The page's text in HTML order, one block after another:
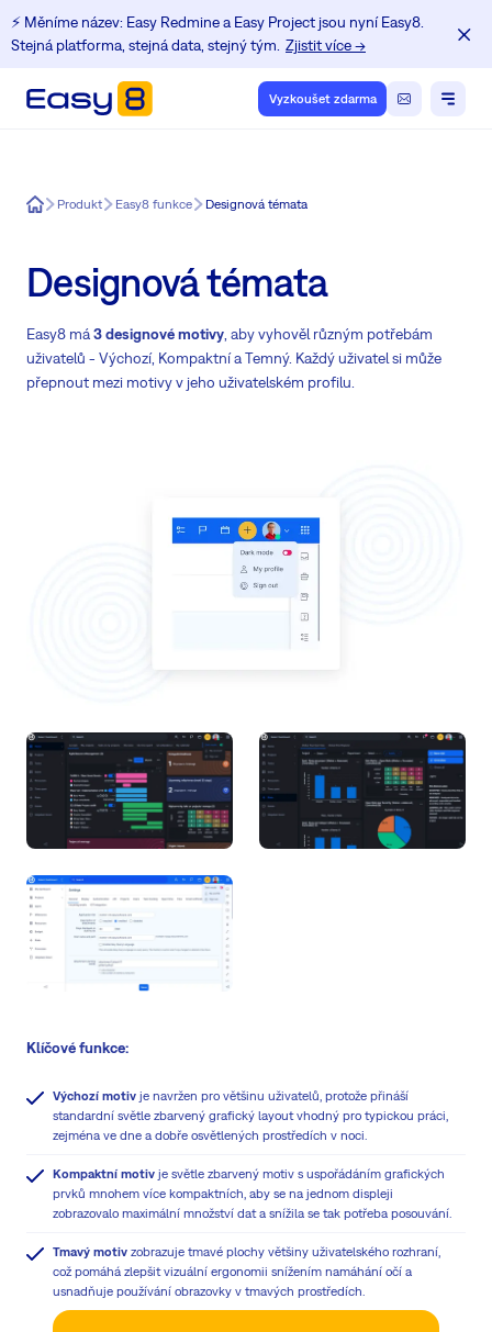
⚡️ Měníme název: Easy Redmine a Easy Project jsou nyní Easy8.
Stejná platforma, stejná data, stejný tým. Zjistit více →
Vyzkoušet zdarma
Easy8Produkt Easy8 funkce Designová témata
Designová témata
Easy8 má3 designové motivy , aby vyhověl různým potřebám
uživatelů - Výchozí, Kompaktní a Temný. Každý uživatel si může
přepnout mezi motivy v jeho uživatelském profilu.
Klíčové funkce:
Výchozí motiv je navržen pro většinu uživatelů, protože přináší
standardní světle zbarvený grafický layout vhodný pro typickou práci,
zejména ve dne a dobře osvětlených prostředích v noci.
Kompaktní motiv je světle zbarvený motiv s uspořádáním grafických
prvků mnohem více kompaktních, aby se na jednom displeji
zobrazovalo maximální množství dat a snížila se tak potřeba posouvání.
Tmavý motiv zobrazuje tmavé plochy většiny uživatelského rozhraní,
což pomáhá zlepšit vizuální ergonomii snížením namáhání očí a
usnadňuje používání obrazovky v tmavých prostředích.